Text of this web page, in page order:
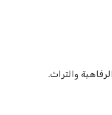
والتراث.